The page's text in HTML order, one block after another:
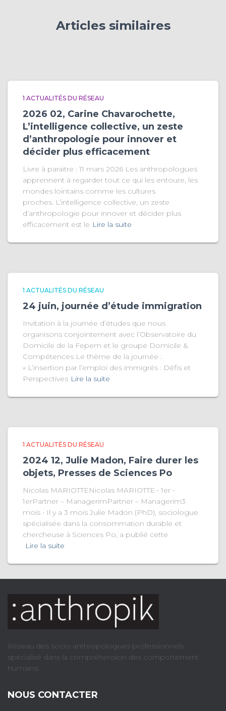
Articles similaires
1 ACTUALITÉS DU RÉSEAU
2026 02, Carine Chavarochette,
L’intelligence collective, un zeste
d’anthropologie pour innover et
décider plus efficacement
Livre à paraitre : 11 mars 2026 Les anthropologues
apprennent à regarder tout ce qui les entoure, les
mondes lointains comme les cultures
proches. L’intelligence collective, un zeste
d’anthropologie pour innover et décider plus
efficacement est le Lire la suite
1 ACTUALITÉS DU RÉSEAU
24 juin, journée d’étude immigration
Invitation à la journée d’études que nous
organisons conjointement avec l’Observatoire du
Domicile de la Fepem et le groupe Domicile &
Compétences Le thème de la journée :
« L’insertion par l’emploi des immigrés : Défis et
Perspectives Lire la suite
1 ACTUALITÉS DU RÉSEAU
2024 12, Julie Madon, Faire durer les
objets, Presses de Sciences Po
Nicolas MARIOTTENicolas MARIOTTE • 1er •
1erPartner – ManagerimPartner – Managerim3
mois • Il y a 3 mois Julie Madon (PhD), sociologue
spécialisée dans la consommation durable et
chercheuse à Sciences Po, a publié cette
Lire la suite
Réseau des socio-anthropologues professionnels
spécialisé dans la compréhension des comportement
humains.
NOUS CONTACTER